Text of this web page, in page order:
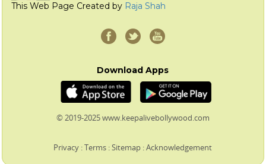
This Web Page Created by Raja Shah
Download Apps
© 2019-2025 www.keepalivebollywood.com
Privacy :Terms :Sitemap :Acknowledgement